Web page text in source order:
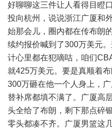
好聊聊这三件让人看得目瞪
投向杭州，说说浙江广厦和
始那会儿，圈内都在传布朗
续约报价喊到了300万美元
计心里都在犯嘀咕，咱们
就425万美元。要是真顺着
300万砸在他一个人身上，
替补席都填不满了。广厦高
头全给了布朗，剩下那点碎
零头都凑不齐。广厦男篮这